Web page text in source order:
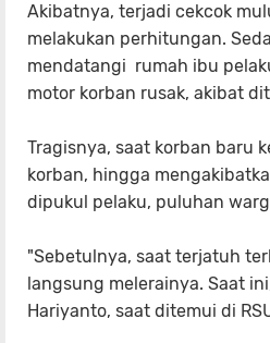
Akibatnya, terjadi cekcok
melakukan perhitungan.
mendatangi rumah ibu
motor korban rusak, akibat
Tragisnya, saat korban baru
korban, hingga
dipukul pelaku, puluhan
"Sebetulnya, saat terjatuh
langsung melerainya. Saat
Hariyanto, saat ditemui di